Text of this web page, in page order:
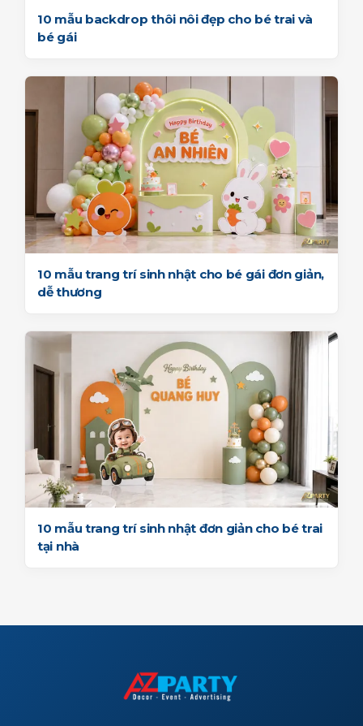
10 mẫu backdrop thôi nôi đẹp cho bé trai và
bé gái
10 mẫu trang trí sinh nhật cho bé gái đơn giản,
dễ thương
10 mẫu trang trí sinh nhật đơn giản cho bé trai
tại nhà